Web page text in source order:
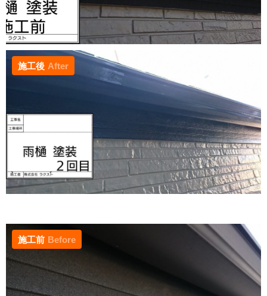
施工後 After
施工前 Before